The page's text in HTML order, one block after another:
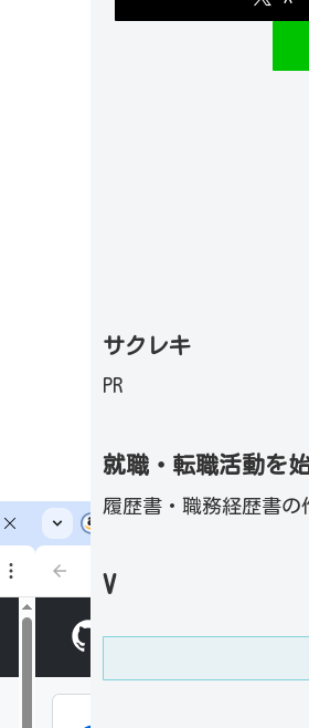
サクレキ
PR
就職・転職活動を
履歴書・職務経歴書
V